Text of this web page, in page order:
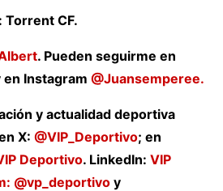
Torrent CF.
. Pueden seguirme en
en Instagram @Juansemperee.
y actualidad deportiva
X: @VIP_Deportivo; en
Deportivo. LinkedIn: VIP
@vp_deportivo y